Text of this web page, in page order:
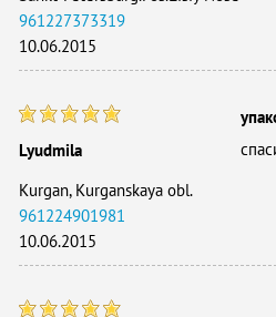
961227373319
10.06.2015
Lyudmila
Kurgan, Kurganskaya obl.
961224901981
10.06.2015